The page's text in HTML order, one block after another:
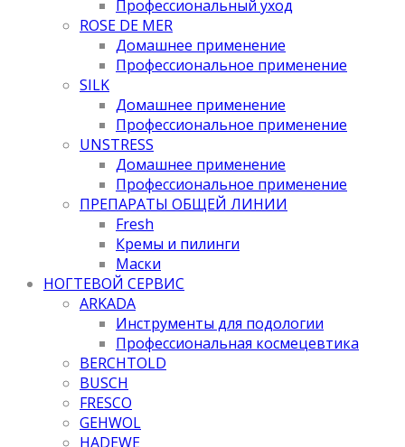
Профессиональный уход
ROSE DE MER
Домашнее применение
Профессиональное применение
SILK
Домашнее применение
Профессиональное применение
UNSTRESS
Домашнее применение
Профессиональное применение
ПРЕПАРАТЫ ОБЩЕЙ ЛИНИИ
Fresh
Кремы и пилинги
Маски
НОГТЕВОЙ СЕРВИС
ARKADA
Инструменты для подологии
Профессиональная космецевтика
BERCHTOLD
BUSCH
FRESCO
GEHWOL
HADEWE